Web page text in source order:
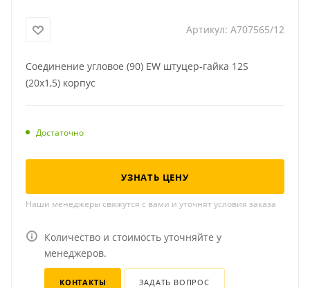
Артикул: A707565/12
Соединение угловое (90) EW штуцер-гайка 12S
(20x1,5) корпус
Достаточно
УЗНАТЬ ЦЕНУ
Наши менеджеры свяжутся с вами и уточнят условия заказа
Количество и стоимость уточняйте у
менеджеров.
КОНТАКТЫ ЗАДАТЬ ВОПРОС